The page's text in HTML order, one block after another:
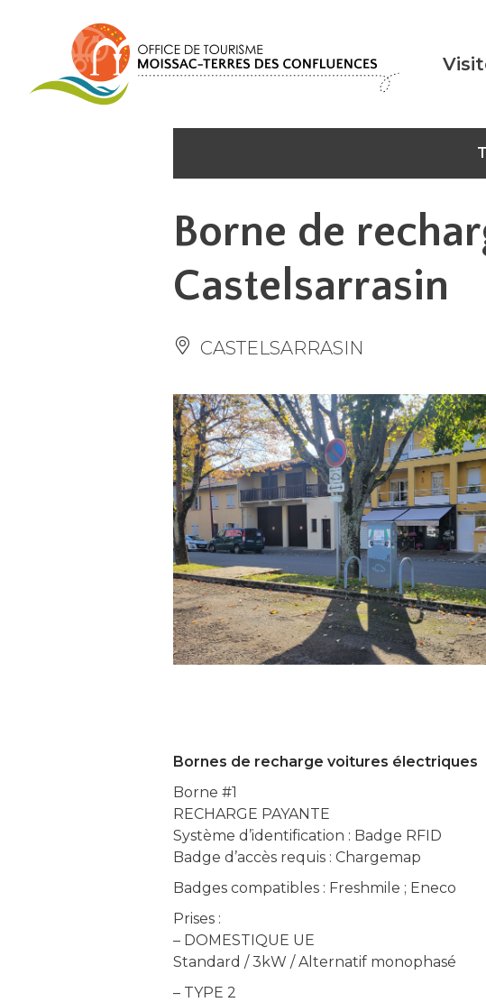
Borne de
Castelsarrasin
CASTELSARRASIN
Bornes de recharge voitures électriques
Borne #1
RECHARGE PAYANTE
Système d’identification : Badge RFID
Badge d’accès requis : Chargemap
Badges compatibles : Freshmile ; Eneco
Prises :
– DOMESTIQUE UE
Standard / 3kW / Alternatif monophasé
– TYPE 2